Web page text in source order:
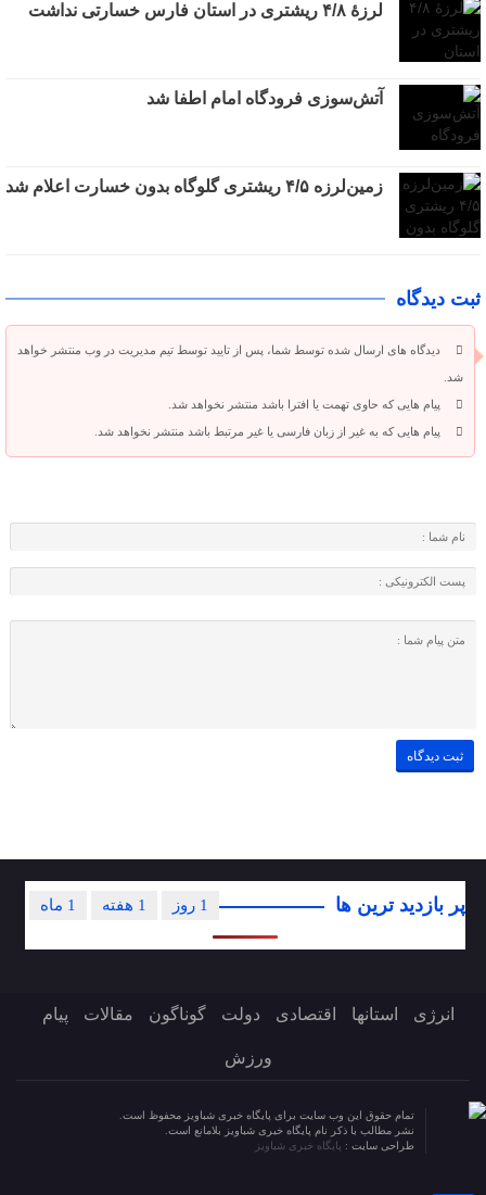
لرزهٔ ۴/۸ ریشتری در استان فارس خسارتی نداشت
آتش‌سوزی فرودگاه امام اطفا شد
زمین‌لرزه ۴/۵ ریشتری گلوگاه بدون خسارت اعلام شد
ثبت دیدگاه
دیدگاه های ارسال شده توسط شما، پس از تایید توسط تیم مدیریت در وب منتشر خواهد
شد.
پیام هایی که حاوی تهمت یا افترا باشد منتشر نخواهد شد.
پیام هایی که به غیر از زبان فارسی یا غیر مرتبط باشد منتشر نخواهد شد.
پر بازدید ترین ها 1 ماه 1 هفته 1 روز
انرژی استانها اقتصادی دولت گوناگون مقالات پیام
ورزش
تمام حقوق این وب سایت برای پایگاه خبری شباویز محفوظ است.
نشر مطالب با ذکر نام پایگاه خبری شباویز بلامانع است.
طراحی سایت : پایگاه خبری شباویز